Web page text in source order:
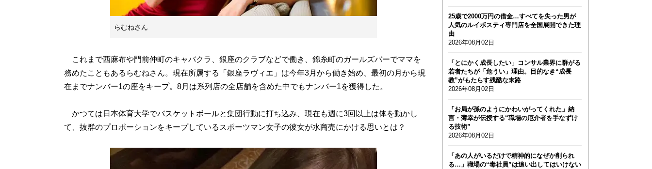
らむねさん
これまで西麻布や門前仲町のキャバクラ、銀座のクラブなどで働き、錦糸町のガールズバーでママを
務めたこともあるらむねさん。現在所属する「銀座ラヴィエ」は今年3月から働き始め、最初の月から現
在までナンバー1の座をキープ。8月は系列店の全店舗を含めた中でもナンバー1を獲得した。
かつては日本体育大学でバスケットボールと集団行動に打ち込み、現在も週に3回以上は体を動かし
て、抜群のプロポーションをキープしているスポーツマン女子の彼女が水商売にかける思いとは？
25歳で2000万円の借金…すべてを失った男が
人気のルイボスティ専門店を全国展開できた理
由
2026年08月02日
「とにかく成長したい」コンサル業界に群がる
若者たちが「危うい」理由。目的なき“成長
教”がもたらす残酷な末路
2026年08月02日
「お局が孫のようにかわいがってくれた」納
言・薄幸が伝授する“職場の厄介者を手なずけ
る技術”
2026年08月02日
「あの人がいるだけで精神的になぜか削られ
る…」職場の“毒社員”は追い出してはいけない